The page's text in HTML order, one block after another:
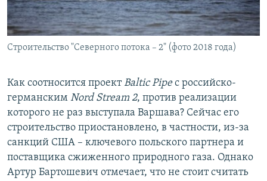
Строительство "Северного потока – 2" (фото 2018 года)
Как соотносится проектBaltic Pipeс российско-
германским Nord Stream 2, против реализации
которого не раз выступала Варшава? Сейчас его
строительство приостановлено, в частности, из-за
санкций США – ключевого польского партнера и
поставщика сжиженного природного газа. Однако
Артур Бартошевич отмечает, что не стоит считать